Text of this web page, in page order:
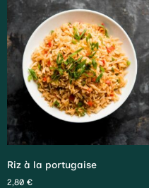
Riz à la portugaise
2,80 €